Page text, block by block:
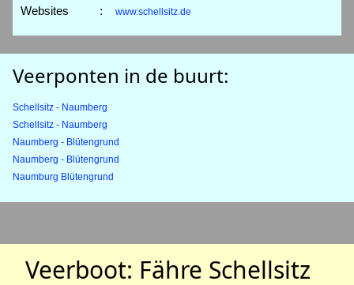
Websites : www.schellsitz.de
Veerponten in de buurt:
Schellsitz - Naumberg
Schellsitz - Naumberg
Naumberg - Blütengrund
Naumberg - Blütengrund
Naumburg Blütengrund
Veerboot: Fähre Schellsitz